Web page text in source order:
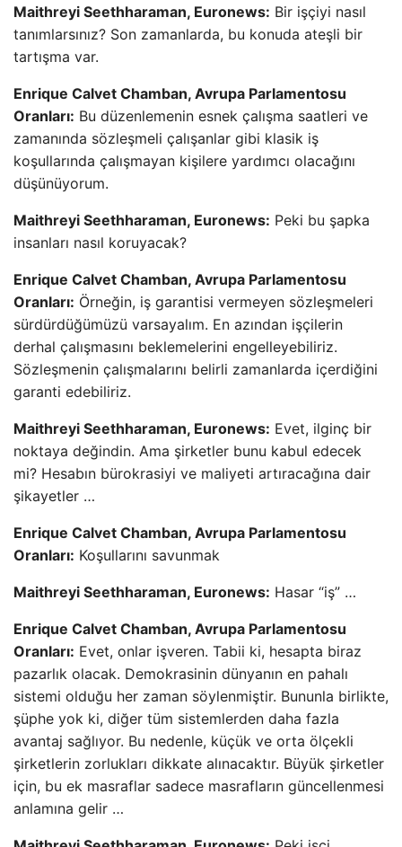
Maithreyi Seethharaman, Euronews: Bir işçiyi nasıl
tanımlarsınız? Son zamanlarda, bu konuda ateşli bir
tartışma var.
Enrique Calvet Chamban, Avrupa Parlamentosu
Oranları: Bu düzenlemenin esnek çalışma saatleri ve
zamanında sözleşmeli çalışanlar gibi klasik iş
koşullarında çalışmayan kişilere yardımcı olacağını
düşünüyorum.
Maithreyi Seethharaman, Euronews: Peki bu şapka
insanları nasıl koruyacak?
Enrique Calvet Chamban, Avrupa Parlamentosu
Oranları: Örneğin, iş garantisi vermeyen sözleşmeleri
sürdürdüğümüzü varsayalım. En azından işçilerin
derhal çalışmasını beklemelerini engelleyebiliriz.
Sözleşmenin çalışmalarını belirli zamanlarda içerdiğini
garanti edebiliriz.
Maithreyi Seethharaman, Euronews: Evet, ilginç bir
noktaya değindin. Ama şirketler bunu kabul edecek
mi? Hesabın bürokrasiyi ve maliyeti artıracağına dair
şikayetler …
Enrique Calvet Chamban, Avrupa Parlamentosu
Oranları: Koşullarını savunmak
Maithreyi Seethharaman, Euronews: Hasar “iş” …
Enrique Calvet Chamban, Avrupa Parlamentosu
Oranları: Evet, onlar işveren. Tabii ki, hesapta biraz
pazarlık olacak. Demokrasinin dünyanın en pahalı
sistemi olduğu her zaman söylenmiştir. Bununla birlikte,
şüphe yok ki, diğer tüm sistemlerden daha fazla
avantaj sağlıyor. Bu nedenle, küçük ve orta ölçekli
şirketlerin zorlukları dikkate alınacaktır. Büyük şirketler
için, bu ek masraflar sadece masrafların güncellenmesi
anlamına gelir …